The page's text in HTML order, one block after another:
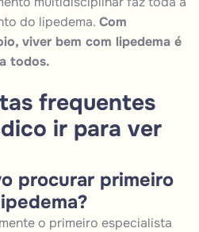
do lipedema. Com
viver bem com lipedema é
todos.
frequentes
ir para ver
procurar primeiro
o primeiro especialista